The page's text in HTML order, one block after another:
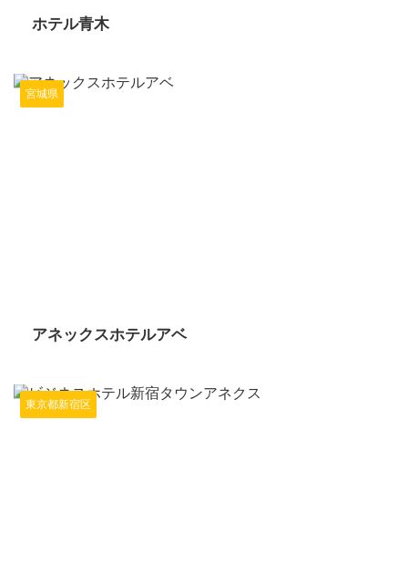
ホテル青木
宮城県
アネックスホテルアベ
東京都新宿区